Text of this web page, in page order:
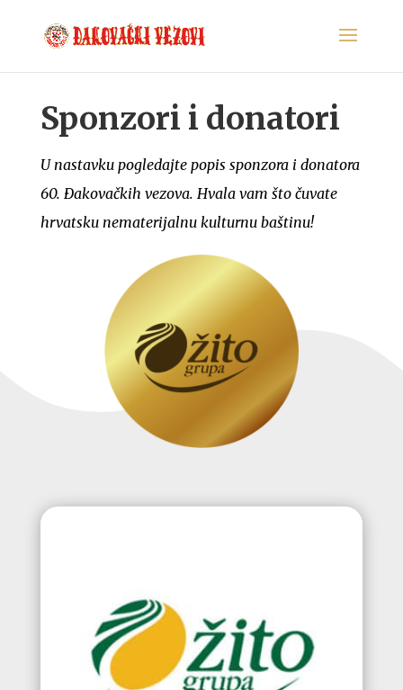
Sponzori i donatori
U nastavku pogledajte popis sponzora i donatora
60. Đakovačkih vezova. Hvala vam što čuvate
hrvatsku nematerijalnu kulturnu baštinu!